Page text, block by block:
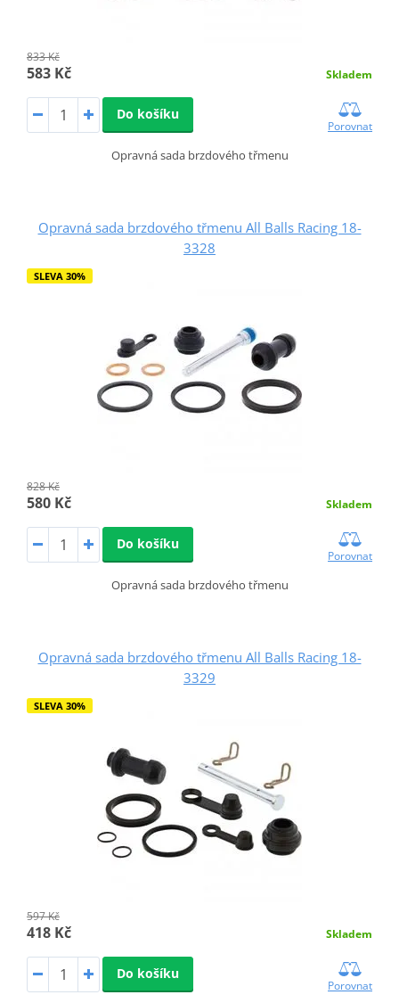
833 Kč
583 Kč Skladem
Do košíku
Porovnat
Opravná sada brzdového třmenu
Opravná sada brzdového třmenu All Balls Racing 18-
3328
SLEVA 30%
828 Kč
580 Kč Skladem
Do košíku
Porovnat
Opravná sada brzdového třmenu
Opravná sada brzdového třmenu All Balls Racing 18-
3329
SLEVA 30%
597 Kč
418 Kč Skladem
Do košíku
Porovnat